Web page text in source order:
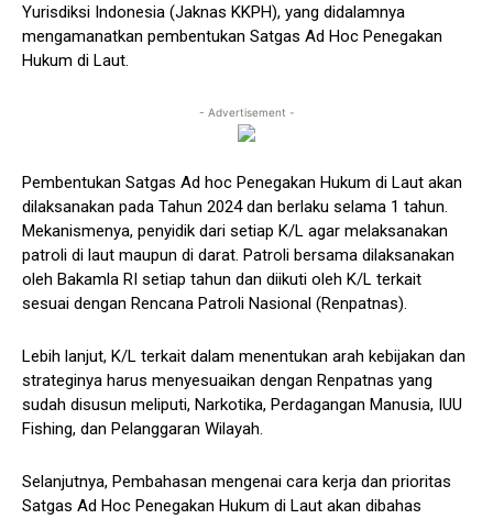
Yurisdiksi Indonesia (Jaknas KKPH), yang didalamnya
mengamanatkan pembentukan Satgas Ad Hoc Penegakan
Hukum di Laut.
- Advertisement -
Pembentukan Satgas Ad hoc Penegakan Hukum di Laut akan
dilaksanakan pada Tahun 2024 dan berlaku selama 1 tahun.
Mekanismenya, penyidik dari setiap K/L agar melaksanakan
patroli di laut maupun di darat. Patroli bersama dilaksanakan
oleh Bakamla RI setiap tahun dan diikuti oleh K/L terkait
sesuai dengan Rencana Patroli Nasional (Renpatnas).
Lebih lanjut, K/L terkait dalam menentukan arah kebijakan dan
strateginya harus menyesuaikan dengan Renpatnas yang
sudah disusun meliputi, Narkotika, Perdagangan Manusia, IUU
Fishing, dan Pelanggaran Wilayah.
Selanjutnya, Pembahasan mengenai cara kerja dan prioritas
Satgas Ad Hoc Penegakan Hukum di Laut akan dibahas